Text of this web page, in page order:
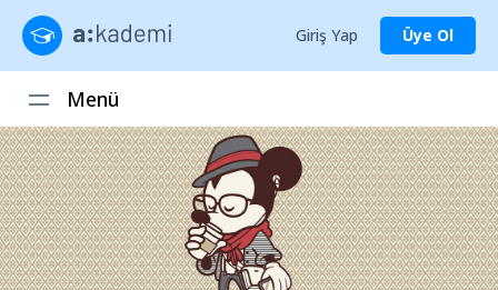
Giriş Yap Üye Ol
Menü